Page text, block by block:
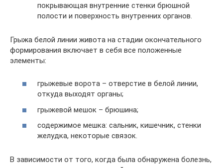
покрывающая внутренние стенки брюшной
полости и поверхность внутренних органов.
Грыжа белой линии живота на стадии окончательного
формирования включает в себя все положенные
элементы:
грыжевые ворота – отверстие в белой линии,
откуда выходят органы;
грыжевой мешок – брюшина;
содержимое мешка: сальник, кишечник, стенки
желудка, некоторые связок.
В зависимости от того, когда была обнаружена болезнь,